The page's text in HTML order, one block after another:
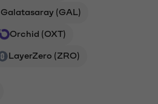
Galatasaray (GAL)
Orchid (OXT)
LayerZero (ZRO)